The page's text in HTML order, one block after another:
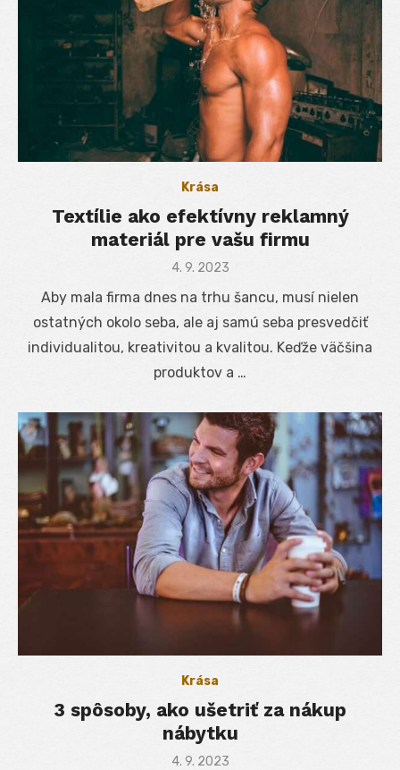
Krása
Textílie ako efektívny reklamný
materiál pre vašu firmu
Posted
4. 9. 2023
Aby mala firma dnes na trhu šancu, musí nielen
ostatných okolo seba, ale aj samú seba presvedčiť
individualitou, kreativitou a kvalitou. Keďže väčšina
produktov a …
Krása
3 spôsoby, ako ušetriť za nákup
nábytku
Posted
4. 9. 2023